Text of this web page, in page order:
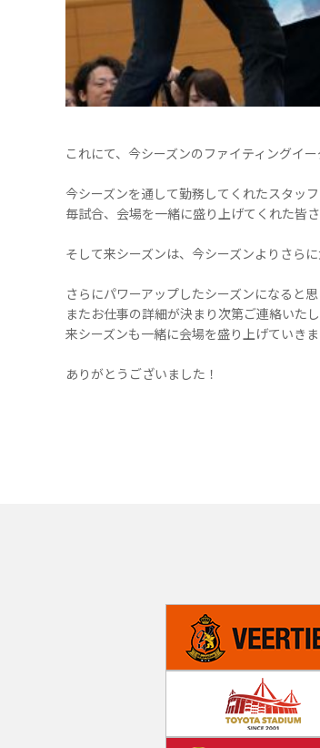
これにて、今シーズンのファイティングイ
今シーズンを通して勤務してくれたスタッ
毎試合、会場を一緒に盛り上げてくれた皆
そして来シーズンは、今シーズンよりさら
さらにパワーアップしたシーズンになると
またお仕事の詳細が決まり次第ご連絡いた
来シーズンも一緒に会場を盛り上げていきま
ありがとうございました！